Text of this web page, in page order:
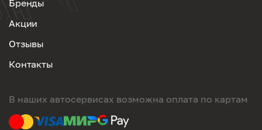
Бренды
Акции
Отзывы
Контакты
В наших автосервисах возможна оплата по картам